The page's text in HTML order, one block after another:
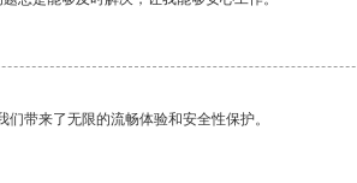
带来了无限的流畅体验和安全性保护。